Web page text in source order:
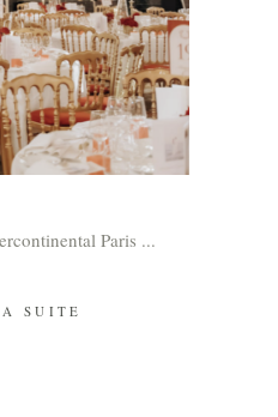
Paris
SUITE